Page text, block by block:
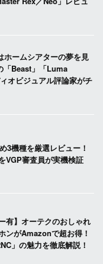
ホームシアターの夢を見
「Beast」「Luma
オビジュアル評論家がチ
3機種を厳選レビュー！
VGP審査員が実機検証
有】オーテクのおしゃれ
ンがAmazonで超お得！
」の魅力を徹底解説！